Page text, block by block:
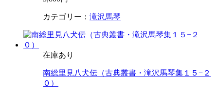
カテゴリー： 滝沢馬琴
在庫あり
南総里見八犬伝（古典叢書・滝沢馬琴集１５−２
０）